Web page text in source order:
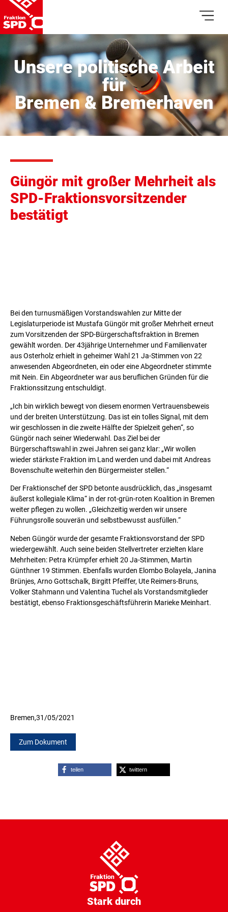
Unsere politische Arbeit
für
Bremen & Bremerhaven
Güngör mit großer Mehrheit als
SPD-Fraktionsvorsitzender
bestätigt
Bei den turnusmäßigen Vorstandswahlen zur Mitte der
Legislaturperiode ist Mustafa Güngör mit großer Mehrheit erneut
zum Vorsitzenden der SPD-Bürgerschaftsfraktion in Bremen
gewählt worden. Der 43jährige Unternehmer und Familienvater
aus Osterholz erhielt in geheimer Wahl 21 Ja-Stimmen von 22
anwesenden Abgeordneten, ein oder eine Abgeordneter stimmte
mit Nein. Ein Abgeordneter war aus beruflichen Gründen für die
Fraktionssitzung entschuldigt.
„Ich bin wirklich bewegt von diesem enormen Vertrauensbeweis
und der breiten Unterstützung. Das ist ein tolles Signal, mit dem
wir geschlossen in die zweite Hälfte der Spielzeit gehen“, so
Güngör nach seiner Wiederwahl. Das Ziel bei der
Bürgerschaftswahl in zwei Jahren sei ganz klar: „Wir wollen
wieder stärkste Fraktion im Land werden und dabei mit Andreas
Bovenschulte weiterhin den Bürgermeister stellen.“
Der Fraktionschef der SPD betonte ausdrücklich, das „insgesamt
äußerst kollegiale Klima“ in der rot-grün-roten Koalition in Bremen
weiter pflegen zu wollen. „Gleichzeitig werden wir unsere
Führungsrolle souverän und selbstbewusst ausfüllen.“
Neben Güngör wurde der gesamte Fraktionsvorstand der SPD
wiedergewählt. Auch seine beiden Stellvertreter erzielten klare
Mehrheiten: Petra Krümpfer erhielt 20 Ja-Stimmen, Martin
Günthner 19 Stimmen. Ebenfalls wurden Elombo Bolayela, Janina
Brünjes, Arno Gottschalk, Birgitt Pfeiffer, Ute Reimers-Bruns,
Volker Stahmann und Valentina Tuchel als Vorstandsmitglieder
bestätigt, ebenso Fraktionsgeschäftsführerin Marieke Meinhart.
Bremen,31/05/2021
Zum Dokument
teilen twittern
Stark durch